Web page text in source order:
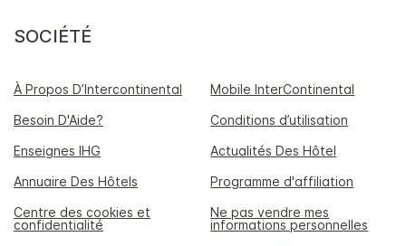
SOCIÉTÉ
À Propos D’Intercontinental
Mobile InterContinental
Besoin D'Aide?
Conditions d’utilisation
Enseignes IHG
Actualités Des Hôtel
Annuaire Des Hôtels
Programme d'affiliation
Centre des cookies et
confidentialité
Ne pas vendre mes
informations personnelles